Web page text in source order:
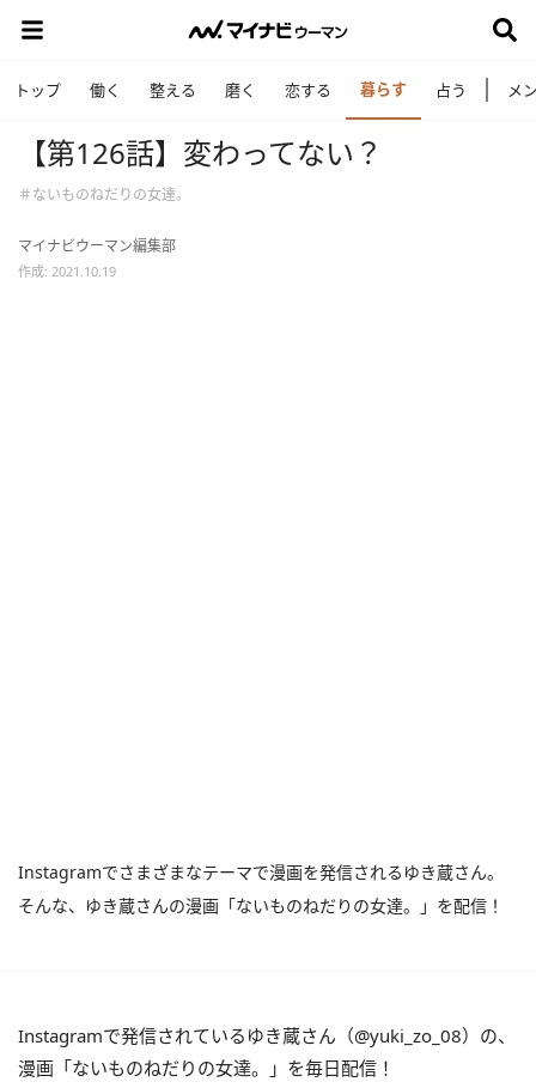
トップ 働く 整える 磨く 恋する 暮らす 占う メ
【第126話】変わってない？
＃ないものねだりの女達。
マイナビウーマン編集部
作成: 2021.10.19
Instagramでさまざまなテーマで漫画を発信されるゆき蔵さん。
そんな、ゆき蔵さんの漫画「ないものねだりの女達。」を配信！
Instagramで発信されているゆき蔵さん（@yuki_zo_08）の、
漫画「ないものねだりの女達。」を毎日配信！